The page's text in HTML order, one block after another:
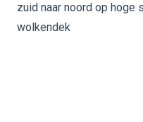
zuid naar noord op hoge
wolkendek